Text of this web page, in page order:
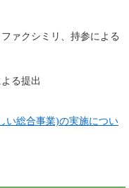
ァクシミリ、持参による
る提出
い総合事業)の実施につい